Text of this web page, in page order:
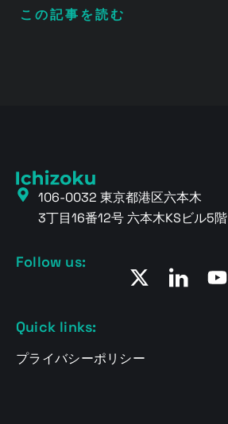
この記事を読む
106-0032 東京都港区六本木
3丁目16番12号 六本木KSビル5階
Quick links:
プライバシーポリシー
Follow us: